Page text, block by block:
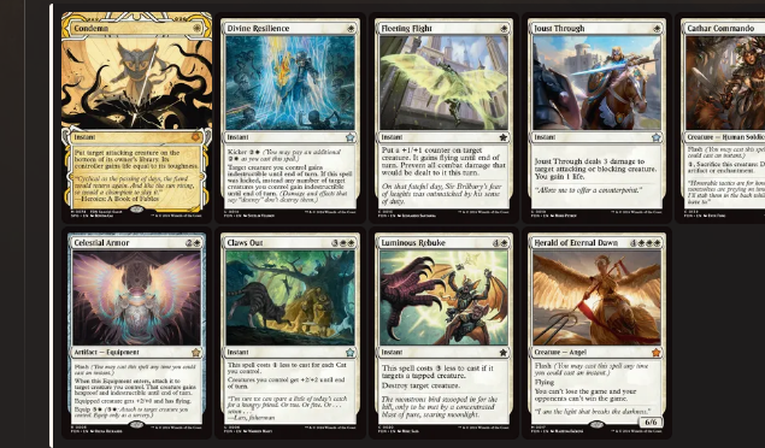
규탄 신성한 회복력 순간의 비행 뚫고 지나가기 성전사 특공대원
천상의 갑옷 발톱 꺼내기 빛나는 질책 영원한 새벽의 전령